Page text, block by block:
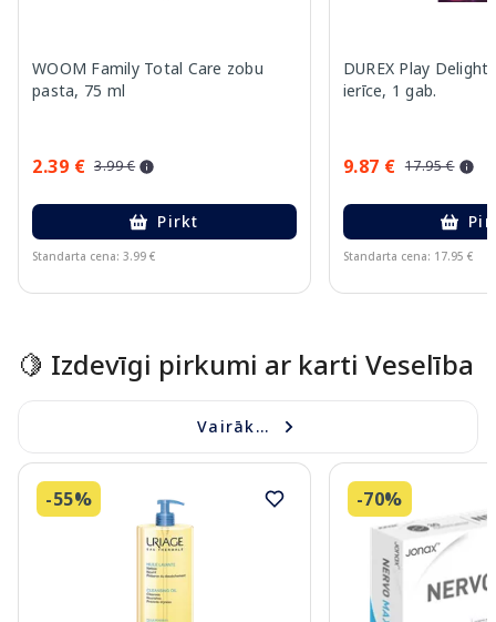
WOOM Family Total Care zobu
pasta, 75 ml
2.39 € 3.99 €
Pirkt
Standarta cena: 3.99 €
DUREX Play
ierīce, 1 gab.
9.87 € 17.95 €
Standarta cena: 17.95 €
🍋 Izdevīgi pirkumi ar karti Veselība
Vairāk...
-55% -70%